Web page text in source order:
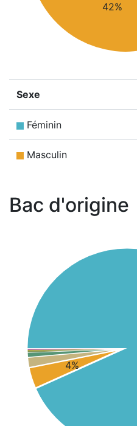
42%
Sexe
Féminin
Masculin
Bac d'origine
4%